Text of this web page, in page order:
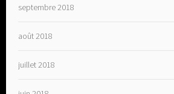
septembre 2018
août 2018
juillet 2018